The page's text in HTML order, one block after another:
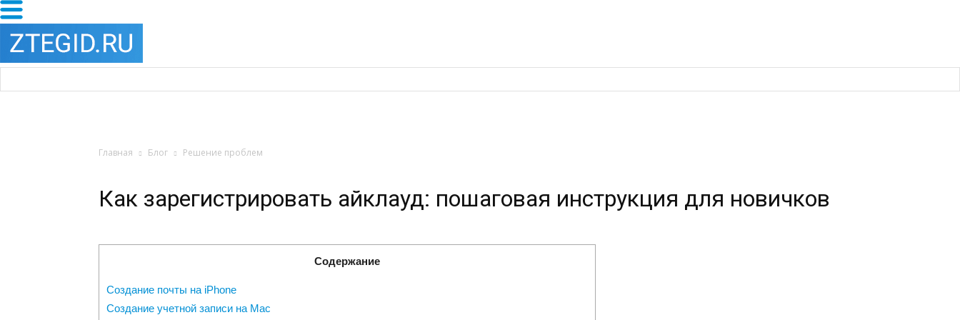
Главная Блог Решение проблем
Как зарегистрировать айклауд: пошаговая инструкция для новичков
Содержание
Создание почты на iPhone
Создание учетной записи на Mac